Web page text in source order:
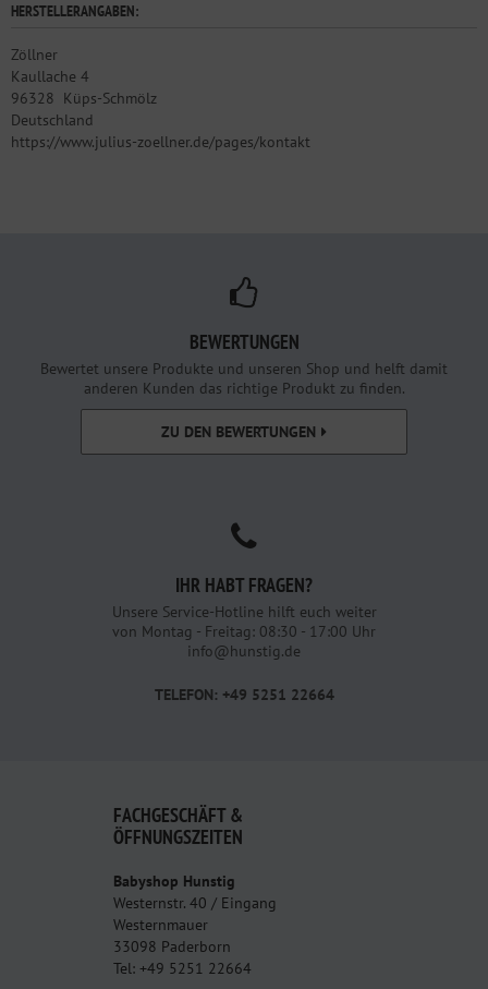
HERSTELLERANGABEN:
Zöllner
Kaullache 4
96328 Küps-Schmölz
Deutschland
https://www.julius-zoellner.de/pages/kontakt
BEWERTUNGEN
Bewertet unsere Produkte und unseren Shop und helft damit
anderen Kunden das richtige Produkt zu finden.
ZU DEN BEWERTUNGEN
IHR HABT FRAGEN?
Unsere Service-Hotline hilft euch weiter
von Montag - Freitag: 08:30 - 17:00 Uhr
info@hunstig.de
TELEFON: +49 5251 22664
FACHGESCHÄFT &
ÖFFNUNGSZEITEN
Babyshop Hunstig
Westernstr. 40 / Eingang
Westernmauer
33098 Paderborn
Tel: +49 5251 22664